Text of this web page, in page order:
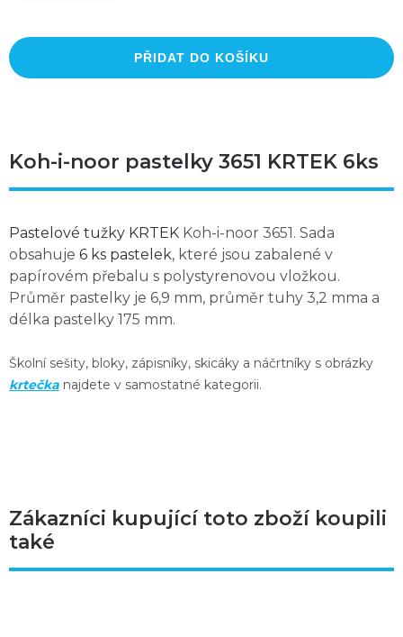
PŘIDAT DO KOŠÍKU
Koh-i-noor pastelky 3651 KRTEK 6ks
Pastelové tužky KRTEK Koh-i-noor 3651. Sada
obsahuje 6 ks pastelek, které jsou zabalené v
papírovém přebalu s polystyrenovou vložkou.
Průměr pastelky je 6,9 mm, průměr tuhy 3,2 mma a
délka pastelky 175 mm.
Školní sešity, bloky, zápisníky, skicáky a náčrtníky s obrázky
krtečka najdete v samostatné kategorii.
Zákazníci kupující toto zboží koupili
také